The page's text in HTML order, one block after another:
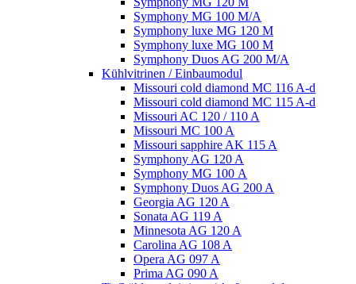
Symphony MG 100 M/А
Symphony luxe MG 120 M
Symphony luxe MG 100 M
Symphony Duos AG 200 M/A
Kühlvitrinen / Einbaumodul
Missouri cold diamond MC 116 A-d
Missouri cold diamond MC 115 A-d
Missouri AC 120 / 110 A
Missouri MC 100 A
Missouri sapphire AK 115 A
Symphony AG 120 A
Symphony MG 100 А
Symphony Duos AG 200 A
Georgia AG 120 A
Sonata AG 119 A
Minnesota AG 120 A
Carolina AG 108 A
Opera AG 097 A
Prima AG 090 A